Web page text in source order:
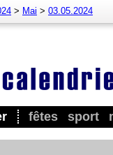
fêtes sport
> Mai > 03.05.2024